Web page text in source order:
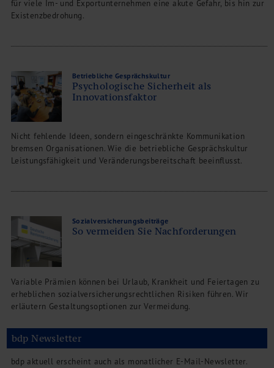
für viele Im- und Exportunternehmen eine akute Gefahr, bis hin zur
Existenzbedrohung.
Betriebliche Gesprächskultur
Psychologische Sicherheit als
Innovationsfaktor
Nicht fehlende Ideen, sondern eingeschränkte Kommunikation
bremsen Organisationen. Wie die betriebliche Gesprächskultur
Leistungsfähigkeit und Veränderungsbereitschaft beeinflusst.
Sozialversicherungsbeiträge
So vermeiden Sie Nachforderungen
Variable Prämien können bei Urlaub, Krankheit und Feiertagen zu
erheblichen sozialversicherungsrechtlichen Risiken führen. Wir
erläutern Gestaltungsoptionen zur Vermeidung.
bdp Newsletter
bdp aktuell erscheint auch als monatlicher E-Mail-Newsletter.